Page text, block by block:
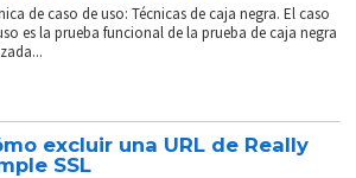
de caso de uso: Técnicas de caja negra. El caso
es la prueba funcional de la prueba de caja negra
excluir una URL de Really
SSL